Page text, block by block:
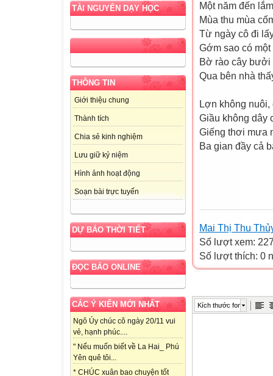
TÀI NGUYÊN DẠY HỌC
THÔNG TIN
Giới thiệu chung
Thành tích
Chia sẻ kinh nghiệm
Lưu giữ kỷ niệm
Hình ảnh hoạt động
Soạn bài trực tuyến
DỰ BÁO THỜI TIẾT
ĐỌC BÁO ONLINE
CÁC Ý KIẾN MỚI NHẤT
Ngô Úy chúc cô ngày 20/11 vui
vẻ, hạnh phúc....
" Nếu muốn biết về La Hai_ Phú
Yên quê tôi...
* CHÚC xuân bao chuyện tốt
Một năm đến
Mùa thu mùa
Từ ngày cô đi
Gớm sao có
Bờ rào cây bưởi
Qua bên nhà
Lợn không nuôi,
Giầu không dây
Giếng thơi mưa
Ba gian đầy cả
Mai Thị Thu
Số lượt xem:
Số lượt thích: 0
Kích thước font